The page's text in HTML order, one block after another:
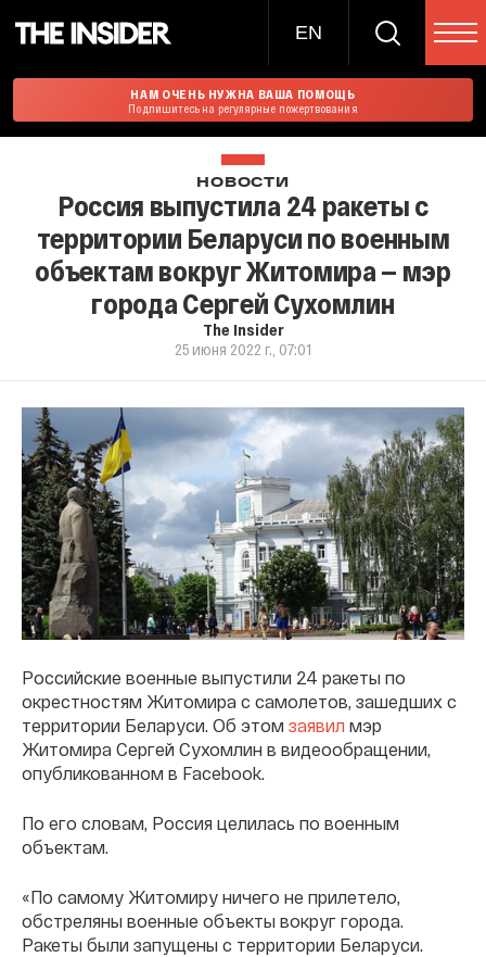
EN
НАМ ОЧЕНЬ НУЖНА ВАША ПОМОЩЬ
Подпишитесь на регулярные пожертвования
НОВОСТИ
Россия выпустила 24 ракеты с
территории Беларуси по военным
объектам вокруг Житомира — мэр
города Сергей Сухомлин
The Insider
25 июня 2022 г., 07:01
Российские военные выпустили 24 ракеты по
окрестностям Житомира с самолетов, зашедших с
территории Беларуси. Об этом заявил мэр
Житомира Сергей Сухомлин в видеообращении,
опубликованном в Facebook.
По его словам, Россия целилась по военным
объектам.
«По самому Житомиру ничего не прилетело,
обстреляны военные объекты вокруг города.
Ракеты были запущены с территории Беларуси.